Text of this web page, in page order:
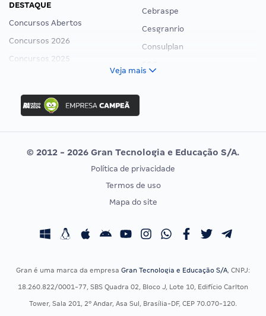
DESTAQUE
Concursos Abertos
Concursos 2026
Concursos 2025
Concurso Ibama
Concurso MPU
Editais publicados
Cebraspe
Cesgranrio
Consulplan
Vunesp
CONCURSOS POR PROFISSÃO
Concursos Fiscais
Concursos Saúde
EXAME DE ORDEM
Calendário OAB
Veja mais
© 2012 - 2026 Gran Tecnologia e Educação S/A.
Política de privacidade
Termos de uso
Mapa do site
Gran é uma marca da empresa Gran Tecnologia e Educação S/A, CNPJ:
18.260.822/0001-77, SBS Quadra 02, Bloco J, Lote 10, Edifício Carlton
Tower, Sala 201, 2º Andar, Asa Sul, Brasília-DF, CEP 70.070-120.